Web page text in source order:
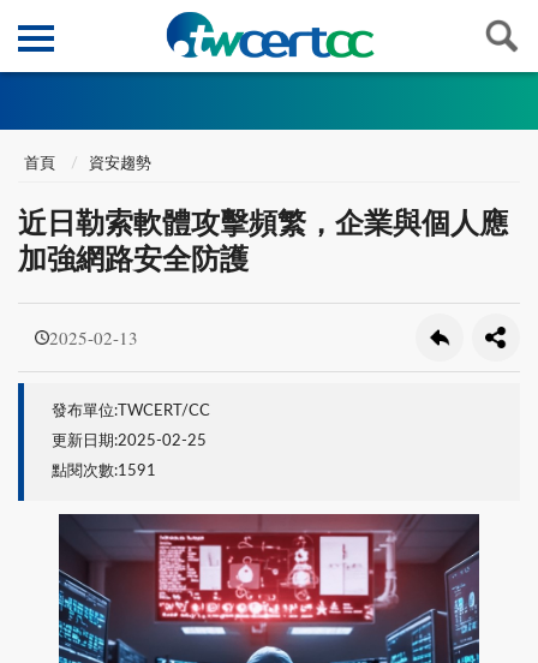
首頁 資安趨勢
近日勒索軟體攻擊頻繁，企業與個人應
加強網路安全防護
2025-02-13
發布單位:TWCERT/CC
更新日期:2025-02-25
點閱次數:1591